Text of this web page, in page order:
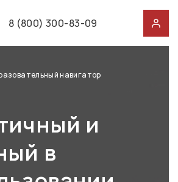
8 (800) 300-83-09
навигатор
и
в